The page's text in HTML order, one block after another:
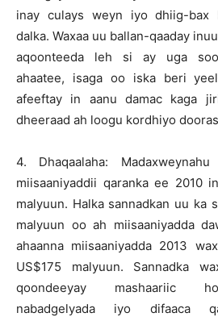
inay culays weyn iyo dhiig-bax
dalka. Waxaa uu ballan-qaaday
aqoonteeda leh si ay uga
ahaatee, isaga oo iska beri
afeeftay in aanu damac kaga
dheeraad ah loogu kordhiyo
4. Dhaqaalaha:
miisaaniyaddii qaranka ee 2010
malyuun. Halka sannadkan uu ka
malyuun oo ah miisaaniyadda
ahaanna miisaaniyadda 2013
US$175 malyuun. Sannadka
qoondeeyay mashaariic
nabadgelyada iyo difaaca